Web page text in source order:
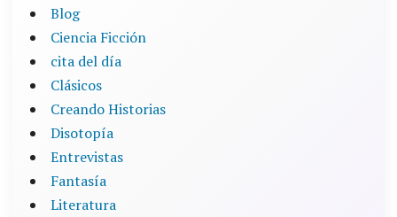
Blog
Ciencia Ficción
cita del día
Clásicos
Creando Historias
Disotopía
Entrevistas
Fantasía
Literatura